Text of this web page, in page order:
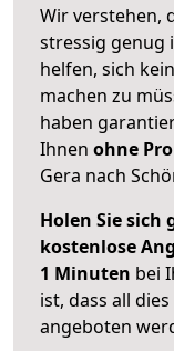
Wir verstehen,
stressig genug
helfen, sich
machen zu
haben
Ihnen ohne
Gera nach
Holen Sie sich
kostenlose
1 Minuten bei
ist, dass all
angeboten